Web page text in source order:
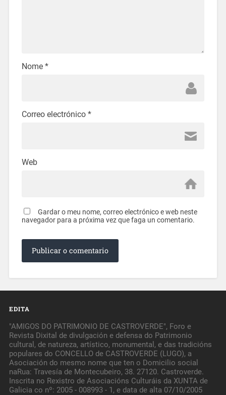
Nome *
Correo electrónico *
Web
Gardar o meu nome, correo electrónico e web neste
navegador para a próxima vez que faga un comentario.
EDITA
"AMIGOS DO PATRIMONIO DE CASTROVERDE", Foro e
Revista Dixital de divulgación e defensa do Patrimonio
cultural, de natureza, artístico, monumental, e das tradicións
populares do CONCELLO de CASTROVERDE (LUGO), a
Asociación do mesmo nome que ten o Domicilio social
naRua: Travesía de Montecubeiro, 38. 27120. Castroverde.
Inscrita no Rexistro de Asociacións Culturáis da XUNTA de
Galicia co nº: 2005 - 008993 - 1, e data de alta 07/10/2005